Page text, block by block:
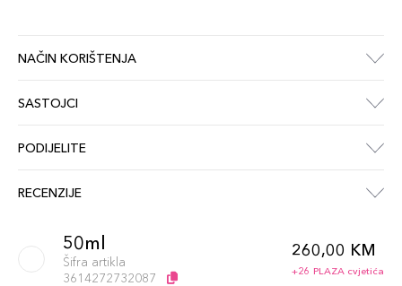
NAČIN KORIŠTENJA
SASTOJCI
PODIJELITE
RECENZIJE
50ml
Šifra artikla
3614272732087
260,00 KM
+26 PLAZA cvjetića